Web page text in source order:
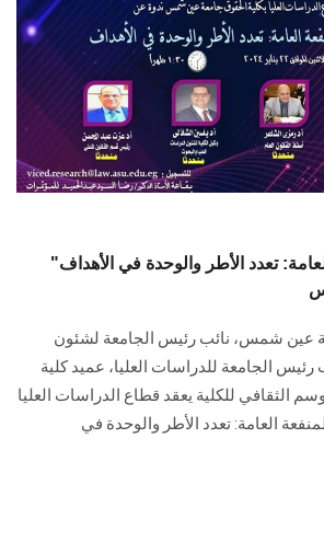
تعدد الأطر والوحدة في الأهداف"
عين شمس، نائب رئيس الجامعة لشئون
رئيس الجامعة للدراسات العليا، عميد كلية
الثقافي للكلية يعقد قطاع الدراسات العليا
العامة: تعدد الأطر والوحدة في